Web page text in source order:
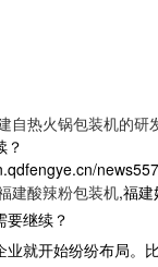
自热火锅包装机的研
？
建酸辣粉包装机,福
要继续？
就开始纷纷布局。